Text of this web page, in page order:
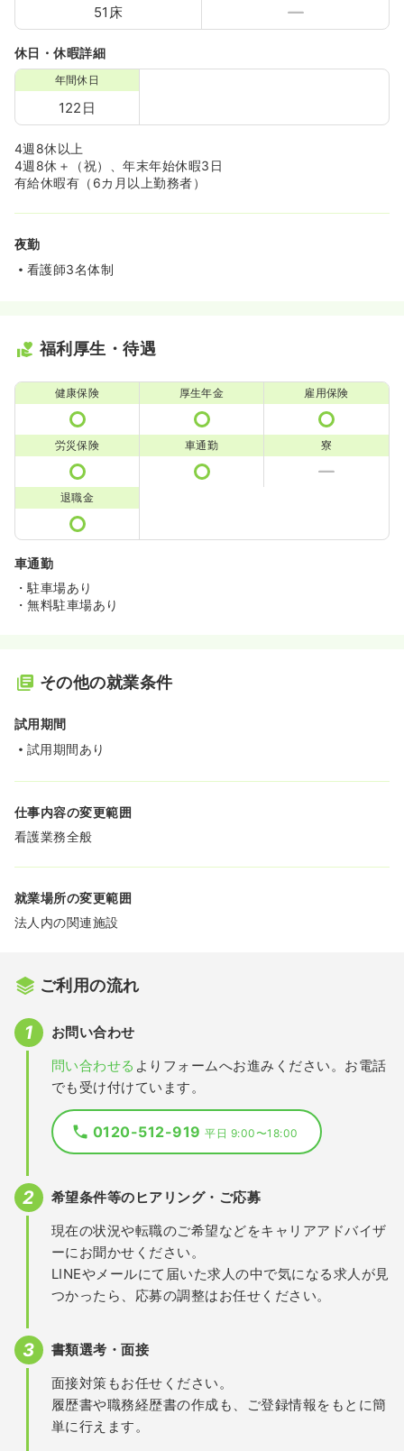
51床
休日・休暇詳細
年間休日
122日
4週8休以上
4週8休＋（祝）、年末年始休暇3日
有給休暇有（6カ月以上勤務者）
夜勤
看護師3名体制
福利厚生・待遇
健康保険 厚生年金 雇用保険
労災保険 車通勤 寮
退職金
車通勤
・駐車場あり
・無料駐車場あり
その他の就業条件
試用期間
試用期間あり
仕事内容の変更範囲
看護業務全般
就業場所の変更範囲
法人内の関連施設
ご利用の流れ
お問い合わせ
問い合わせる よりフォームへお進みください。お電話
でも受け付けています。
0120-512-919平日 9:00〜18:00
希望条件等のヒアリング・ご応募
現在の状況や転職のご希望などをキャリアアドバイザ
ーにお聞かせください。
LINEやメールにて届いた求人の中で気になる求人が見
つかったら、応募の調整はお任せください。
書類選考・面接
面接対策もお任せください。
履歴書や職務経歴書の作成も、ご登録情報をもとに簡
単に行えます。